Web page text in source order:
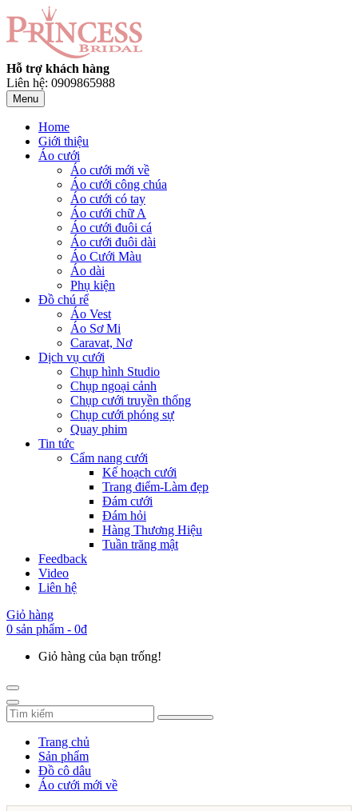
Hỗ trợ khách hàng
Liên hệ: 0909865988
Menu
Home
Giới thiệu
Áo cưới
Áo cưới mới về
Áo cưới công chúa
Áo cưới có tay
Áo cưới chữ A
Áo cưới đuôi cá
Áo cưới đuôi dài
Áo Cưới Màu
Áo dài
Phụ kiện
Đồ chú rể
Áo Vest
Áo Sơ Mi
Caravat, Nơ
Dịch vụ cưới
Chụp hình Studio
Chụp ngoại cảnh
Chụp cưới truyền thống
Chụp cưới phóng sự
Quay phim
Tin tức
Cẩm nang cưới
Kế hoạch cưới
Trang điểm-Làm đẹp
Đám cưới
Đám hỏi
Hàng Thương Hiệu
Tuần trăng mật
Feedback
Video
Liên hệ
Giỏ hàng
0 sản phẩm - 0đ
Giỏ hàng của bạn trống!
Trang chủ
Sản phẩm
Đồ cô dâu
Áo cưới mới về